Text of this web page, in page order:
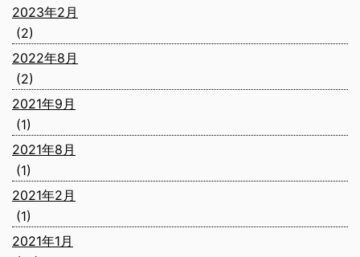
2023年2月
(2)
2022年8月
(2)
2021年9月
(1)
2021年8月
(1)
2021年2月
(1)
2021年1月